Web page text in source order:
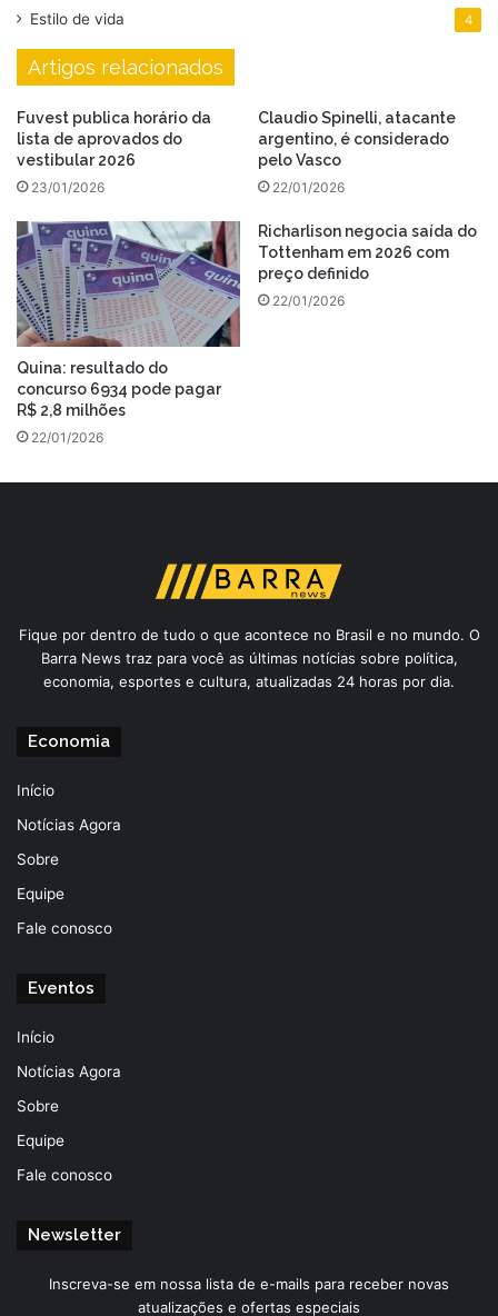
Estilo de vida 4
Artigos relacionados
Fuvest publica horário da
lista de aprovados do
vestibular 2026
23/01/2026
Claudio Spinelli, atacante
argentino, é considerado
pelo Vasco
22/01/2026
Quina: resultado do
concurso 6934 pode pagar
R$ 2,8 milhões
22/01/2026
Richarlison negocia saída do
Tottenham em 2026 com
preço definido
22/01/2026
Fique por dentro de tudo o que acontece no Brasil e no mundo. O
Barra News traz para você as últimas notícias sobre política,
economia, esportes e cultura, atualizadas 24 horas por dia.
Economia
Início
Notícias Agora
Sobre
Equipe
Fale conosco
Eventos
Início
Notícias Agora
Sobre
Equipe
Fale conosco
Newsletter
Inscreva-se em nossa lista de e-mails para receber novas
atualizações e ofertas especiais